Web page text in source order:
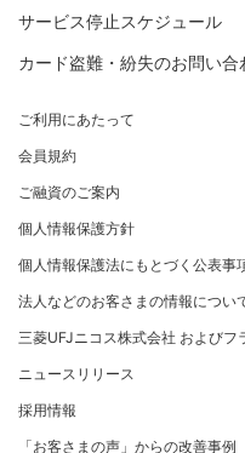
三菱UFJニコス ローンカ
三菱ＵＦＪカード会員
NICOSカード会員の方
プラチナ会員さま専用
Special Service
大規模企業のお客さま
各種照会・お手続き
法人のお客さま サイト
法人向けポータルサイト
お取り扱いいただける
加盟店規約/その他ご注
個人情報のお取り扱い
[EC加盟店さまへ] 情報
[EC加盟店さまへ] 不
サービス・ソリューション
ト）
セキュリティサービス
よくあるご質問
事業者・加盟店のお客
法人向けポータルサイト
三菱UFJニコスについて
経営ビジョン・行動規
企業姿勢・ポリシー
コンプライアンス
コーポレートガバナン
情報セキュリティの取
リスク管理
マネー・ローンダリン
関する取り組み
個人情報保護方針
クレジットポリシー
金融商品販売などの勧
お客さま応対における
サステナビリティへの取り
サステナビリティへの
SDGsの達成に向けて
復興支援活動
お客さまに寄り添う
従業員とともに
MUFGグループ/サステ
ニュースリリース
お問い合わせ
重要なお知らせ
サービス停止スケジュール
カード盗難・紛失のお問い合
ご利用にあたって
会員規約
ご融資のご案内
個人情報保護方針
個人情報保護法にもとづく公表事
法人などのお客さまの情報につい
三菱UFJニコス株式会社 およびフ
ニュースリリース
採用情報
「お客さまの声」からの改善事例